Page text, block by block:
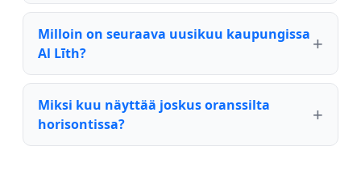
Milloin on seuraava uusikuu kaupungissa
Al Līth?
Miksi kuu näyttää joskus oranssilta
horisontissa?